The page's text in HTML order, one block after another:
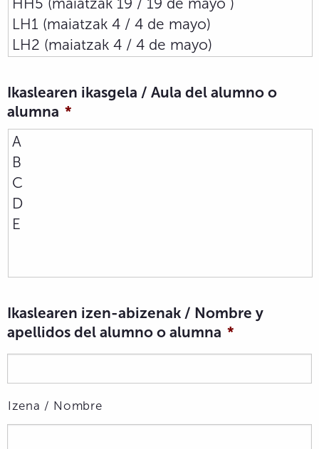
Ikaslearen ikasgela / Aula del alumno o
alumna *
Ikaslearen izen-abizenak / Nombre y
apellidos del alumno o alumna *
Izena / Nombre